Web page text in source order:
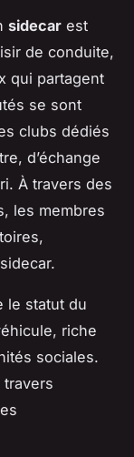
sidecar est
de conduite,
qui partagent
se sont
clubs dédiés
d’échange
À travers des
les membres
le statut du
riche
sociales.